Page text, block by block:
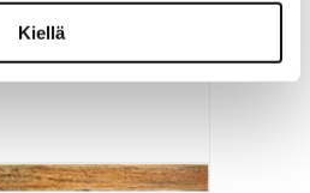
Kiellä